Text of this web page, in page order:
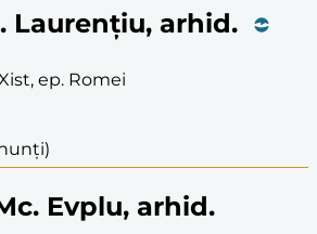
Laurențiu, arhid.
ep. Romei
Evplu, arhid.